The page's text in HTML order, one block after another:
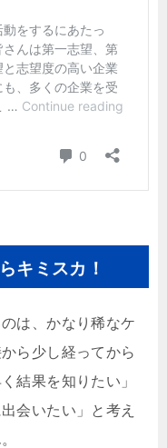
キミスカ！
は、かなり稀なケ
ら少し経ってから
結果を知りたい」
会いたい」と考え